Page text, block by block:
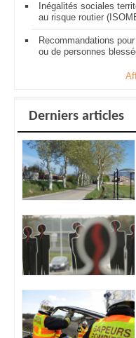
Inégalités sociales
au risque routier
Recommandations
ou de personnes
Derniers articles